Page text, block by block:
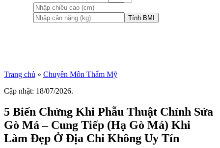
Tính BMI
Trang chủ » Chuyên Môn Thẩm Mỹ
Cập nhật: 18/07/2026.
5 Biến Chứng Khi Phẫu Thuật Chỉnh Sửa
Gò Má – Cung Tiếp (Hạ Gò Má) Khi
Làm Đẹp Ở Địa Chỉ Không Uy Tín